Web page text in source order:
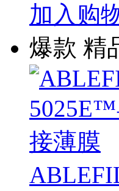
加入购
爆款 精